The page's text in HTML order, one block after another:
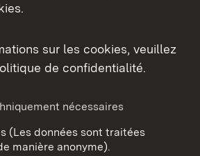
sur les cookies, veuillez
de confidentialité.
nécessaires
(Les données sont traitées
manière anonyme).